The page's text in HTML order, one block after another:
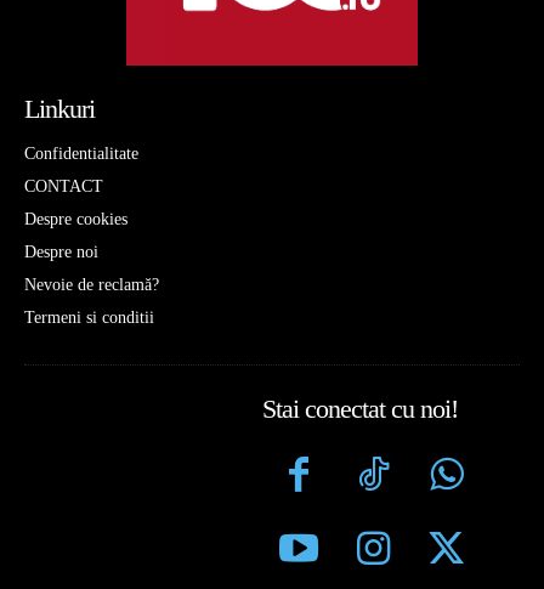
Linkuri
Confidentialitate
CONTACT
Despre cookies
Despre noi
Nevoie de reclamă?
Termeni si conditii
Stai conectat cu noi!